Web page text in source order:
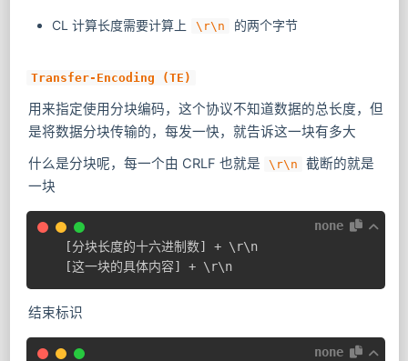
CL 计算长度需要计算上 \r\n 的两个字节
Transfer-Encoding (TE)
用来指定使用分块编码，这个协议不知道数据的总长度，但
是将数据分块传输的，每发一快，就告诉这一块有多大
什么是分块呢，每一个由 CRLF 也就是
\r\n
截断的就是
一块
none
[分块长度的十六进制数] + \r\n
[这一块的具体内容] + \r\n
结束标识
none